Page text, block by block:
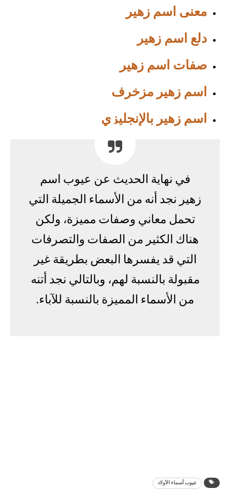
معنى اسم زهير
دلع اسم زهير
صفات اسم زهير
اسم زهير مزخرف
اسم زهير بالإنجليزي
في نهاية الحديث عن عيوب اسم
زهير نجد أنه من الأسماء الجميلة التي
تحمل معاني وصفات مميزة، ولكن
هناك الكثير من الصفات والتصرفات
التي قد يفسرها البعض بطريقة غير
مقبولة بالنسبة لهم، وبالتالي نجد أتنه
من الأسماء المميزة بالنسبة للآباء.
عيوب أسماء الأولاد